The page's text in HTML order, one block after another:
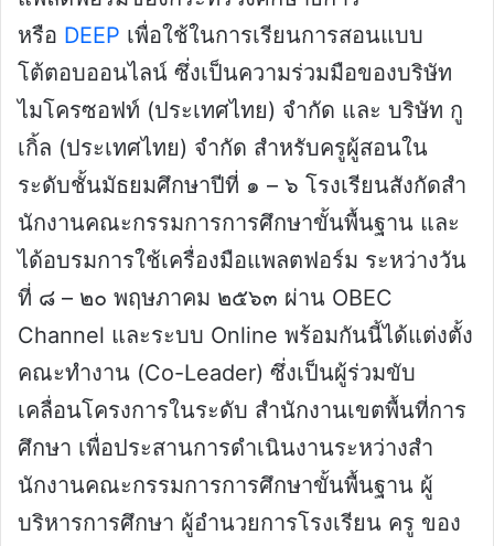
หรือ DEEP เพื่อใช้ในการเรียนการสอนแบบ
โต้ตอบออนไลน์ ซึ่งเป็นความร่วมมือของบริษัท
ไมโครซอฟท์ (ประเทศไทย) จํากัด และ บริษัท กู
เกิ้ล (ประเทศไทย) จํากัด สําหรับครูผู้สอนใน
ระดับชั้นมัธยมศึกษาปีที่ ๑ – ๖ โรงเรียนสังกัดสํา
นักงานคณะกรรมการการศึกษาขั้นพื้นฐาน และ
ได้อบรมการใช้เครื่องมือแพลตฟอร์ม ระหว่างวัน
ที่ ๘ – ๒๐ พฤษภาคม ๒๕๖๓ ผ่าน OBEC
Channel และระบบ Online พร้อมกันนี้ได้แต่งตั้ง
คณะทํางาน (Co-Leader) ซึ่งเป็นผู้ร่วมขับ
เคลื่อนโครงการในระดับ สํานักงานเขตพื้นที่การ
ศึกษา เพื่อประสานการดําเนินงานระหว่างสํา
นักงานคณะกรรมการการศึกษาขั้นพื้นฐาน ผู้
บริหารการศึกษา ผู้อํานวยการโรงเรียน ครู ของ